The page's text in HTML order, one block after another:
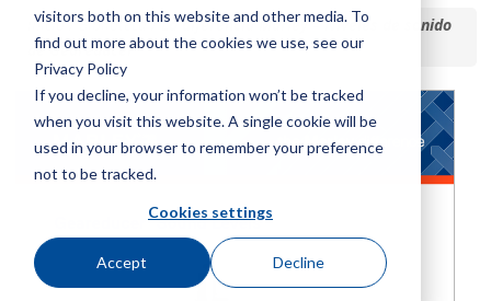
visitors both on this website and other media. To
find out more about the cookies we use, see our
Privacy Policy
If you decline, your information won’t be tracked
when you visit this website. A single cookie will be
used in your browser to remember your preference
not to be tracked.
Cookies settings
Accept Decline
Inicio / Biblioteca /La diferencia Marley – Niveles de sonido
de Geareducer